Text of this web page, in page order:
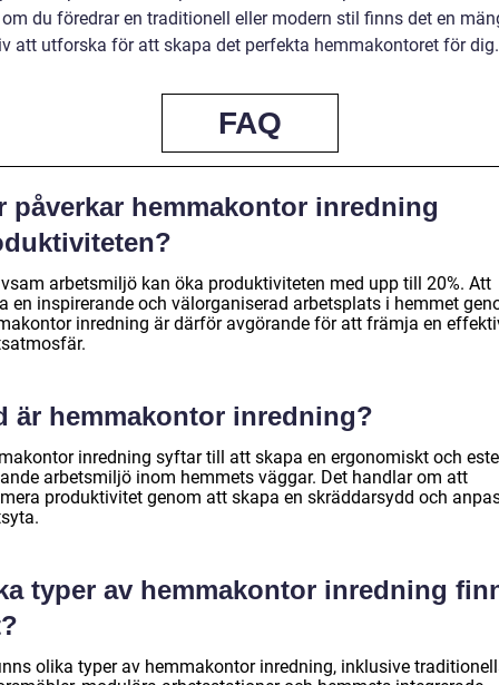
du föredrar en traditionell eller modern stil finns det en
att utforska för att skapa det perfekta hemmakontoret för dig.
FAQ
påverkar hemmakontor inredning
arbetsmiljö kan öka produktiviteten med upp till 20%. Att
en inspirerande och välorganiserad arbetsplats i hemmet
inredning är därför avgörande för att främja en
är hemmakontor inredning?
inredning syftar till att skapa en ergonomiskt och
arbetsmiljö inom hemmets väggar. Det handlar om att
produktivitet genom att skapa en skräddarsydd och
typer av hemmakontor inredning
olika typer av hemmakontor inredning, inklusive